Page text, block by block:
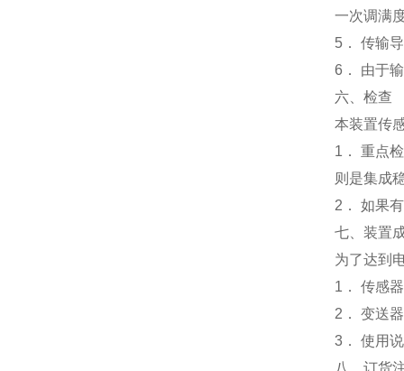
一次调满
5． 传输
6． 由于
六、检查
本装置传
1． 重点
则是集成
2． 如果
七、装置
为了达到
1． 传
2． 变
3． 使
八、订货